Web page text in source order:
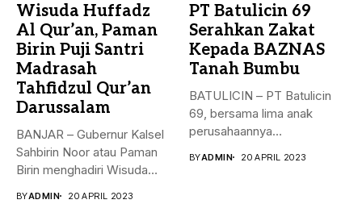
Wisuda Huffadz
Al Qur’an, Paman
Birin Puji Santri
Madrasah
Tahfidzul Qur’an
Darussalam
BANJAR – Gubernur Kalsel
Sahbirin Noor atau Paman
Birin menghadiri Wisuda
BYADMIN 20 APRIL 2023
PT Batulicin 69
Serahkan Zakat
Kepada BAZNAS
Tanah Bumbu
BATULICIN – PT Batulicin
69, bersama lima anak
perusahaannya
BYADMIN 20 APRIL 2023